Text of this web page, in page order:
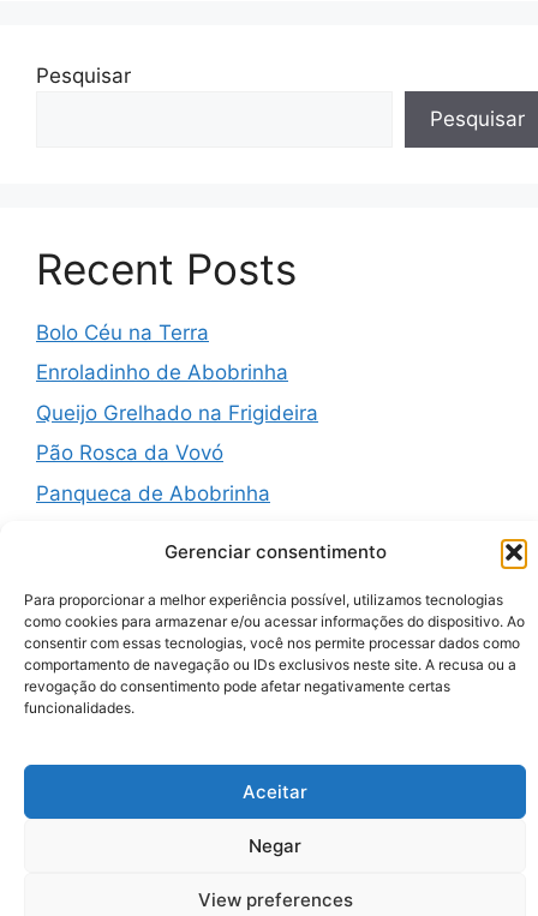
Gerenciar consentimento
Para proporcionar a melhor experiência possível, utilizamos tecnologias
como cookies para armazenar e/ou acessar informações do dispositivo. Ao
consentir com essas tecnologias, você nos permite processar dados como
comportamento de navegação ou IDs exclusivos neste site. A recusa ou a
revogação do consentimento pode afetar negativamente certas
funcionalidades.
Aceitar
Negar
View preferences
Pesquisar
Pesquisar
Recent Posts
Bolo Céu na Terra
Enroladinho de Abobrinha
Queijo Grelhado na Frigideira
Pão Rosca da Vovó
Panqueca de Abobrinha
Recent Comments
A WordPress CommenteremHello world!
© 2026 Zenauraf Receitas • Built with